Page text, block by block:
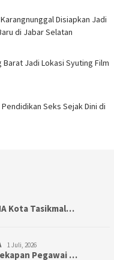
Disiapkan Jadi
di Jabar Selatan
Jadi Lokasi Syuting Film
Pendidikan Seks Sejak Dini di
Kota Tasikmal…
1 Juli, 2026
Pegawai …